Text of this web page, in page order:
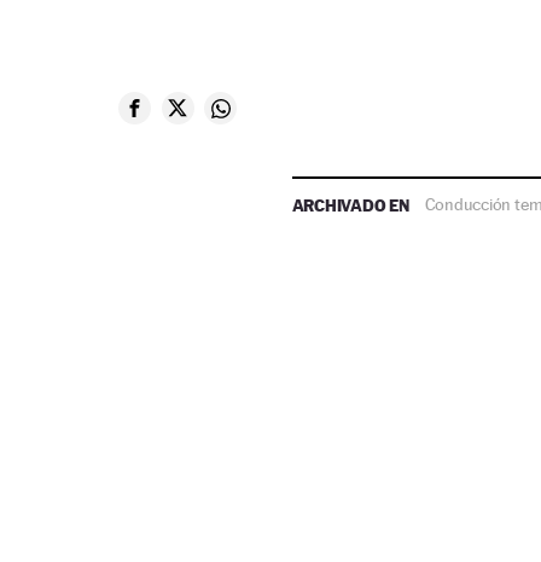
ARCHIVADO EN Conducción